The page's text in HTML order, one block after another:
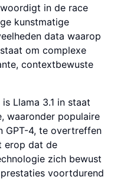
in de race
kunstmatige
data waarop
om complexe
contextbewuste
Llama 3.1 in staat
waaronder populaire
GPT-4, te overtreffen
erop dat de
zich bewust
voortdurend